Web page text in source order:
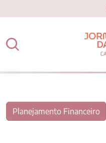
Planejamento Financeiro